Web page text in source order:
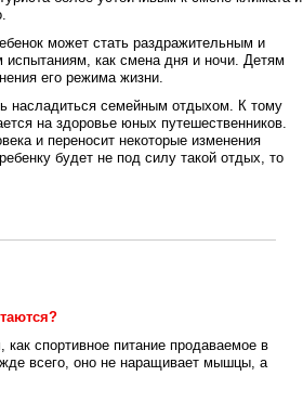
может стать раздражительным и
испытаниям, как смена дня и ночи. Детям
его режима жизни.
насладиться семейным отдыхом. К тому
на здоровье юных путешественников.
и переносит некоторые изменения
будет не под силу такой отдых, то
спортивное питание продаваемое в
всего, оно не наращивает мышцы, а